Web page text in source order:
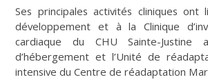
Ses principales activités cliniques
développement et à la Clinique
cardiaque du CHU Sainte-Justine
d’hébergement et l’Unité de
intensive du Centre de réadaptation